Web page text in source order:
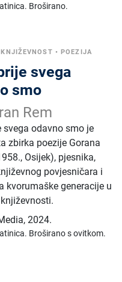
Broširano.
•POEZIJA
svega
smo
Rem
svega odavno smo je
zbirka poezije Gorana
Osijek), pjesnika,
povjesničara i
kvorumaške generacije u
,2024.
Broširano s ovitkom.